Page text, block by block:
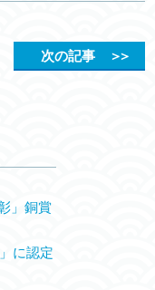
次の記事 ＞＞
」銅賞
に認定